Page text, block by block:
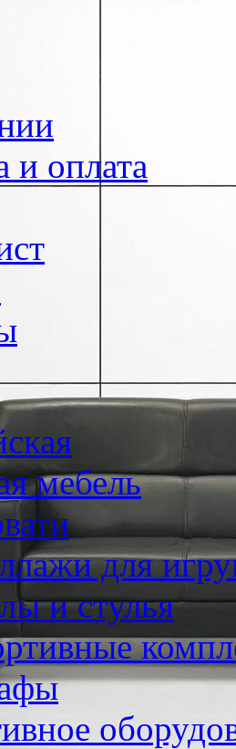
и оплата
мебель
для
и стулья